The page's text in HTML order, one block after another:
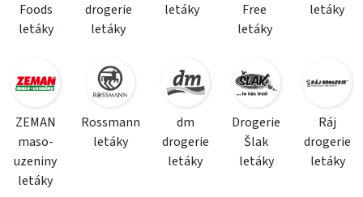
Foods
letáky
drogerie
letáky
letáky
Free
letáky
letáky
ZEMAN
maso-
uzeniny
letáky
Rossmann
letáky
dm
drogerie
letáky
Drogerie
Šlak
letáky
Ráj
drogerie
letáky